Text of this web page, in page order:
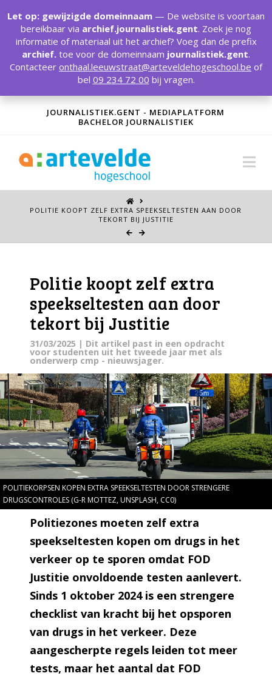
JOURNALISTIEK.GENT - MEDIAPLATFORM
BACHELOR JOURNALISTIEK
POLITIE KOOPT ZELF EXTRA SPEEKSELTESTEN AAN DOOR
TEKORT BIJ JUSTITIE
Politie koopt zelf extra
speekseltesten aan door
tekort bij Justitie
31/03/2025 | Dit artikel past in een opdracht
voor studenten uit het tweede jaar met als
onderwerp cmp - nieuwsjager.
POLITIEKORPSEN KOPEN EXTRA SPEEKSELTESTEN DOOR STRENGERE
DRUGSCONTROLES (G-R MOTTEZ, UNSPLASH, CC0)
Politiezones moeten zelf extra
speekseltesten kopen om drugs in het
verkeer op te sporen omdat FOD
Justitie onvoldoende testen aanlevert.
Sinds 1 oktober 2024 is een strengere
checklist van kracht bij het opsporen
van drugs in het verkeer. Deze
aangescherpte regels leiden tot meer
tests, maar het aantal dat FOD
Let op: gewijzigde domeinnaam — De website is voortaan
bereikbaar via archief.journalistiek.gent. Zoek je nog
informatie of materiaal uit het archief? Voeg dan de prefix
archief. toe voor de domeinnaam journalistiek.gent.
Contacteer onthaal.leeuwstraat@arteveldehogeschool.be of
bel 09 234 72 00 bij vragen.